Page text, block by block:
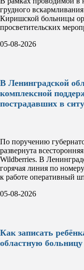
грудного
Киришской больницы
просветительских
05-08-2026
В Ленинградской
комплексной
пострадавших в
По поручению
развернута
Wildberries. В
горячая линия по
к работе оперативный
05-08-2026
Как записать
областную больницу